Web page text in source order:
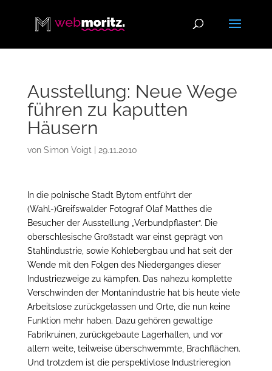
Ausstellung: Neue Wege
führen zu kaputten
Häusern
von Simon Voigt 29.11.2010
In die polnische Stadt Bytom entführt der
(Wahl-)Greifswalder Fotograf Olaf Matthes die
Besucher der Ausstellung „Verbundpflaster“. Die
oberschlesische Großstadt war einst geprägt von
Stahlindustrie, sowie Kohlebergbau und hat seit der
Wende mit den Folgen des Niederganges dieser
Industriezweige zu kämpfen. Das nahezu komplette
Verschwinden der Montanindustrie hat bis heute viele
Arbeitslose zurückgelassen und Orte, die nun keine
Funktion mehr haben. Dazu gehören gewaltige
Fabrikruinen, zurückgebaute Lagerhallen, und vor
allem weite, teilweise überschwemmte, Brachflächen.
Und trotzdem ist die perspektivlose Industrieregion